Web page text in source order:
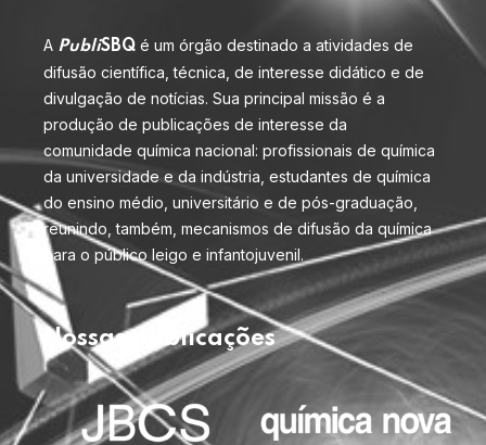
A PubliSBQ é um órgão destinado a atividades de
difusão científica, técnica, de interesse didático e de
divulgação de notícias. Sua principal missão é a
produção de publicações de interesse da
comunidade química nacional: profissionais de química
da universidade e da indústria, estudantes de química
do ensino médio, universitário e de pós-graduação,
reunindo, também, mecanismos de difusão da química
para o público leigo e infantojuvenil.
Nossas publicações